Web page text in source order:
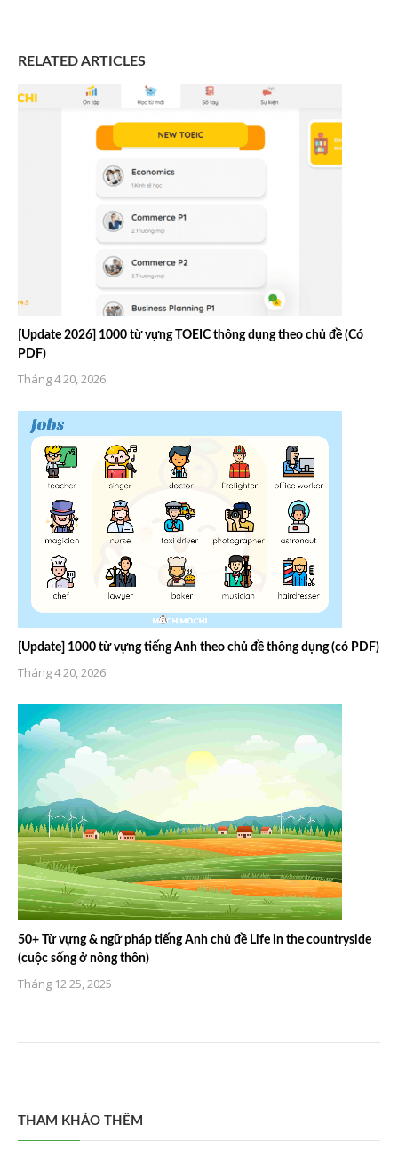
RELATED ARTICLES
[Update 2026] 1000 từ vựng TOEIC thông dụng theo chủ đề (Có
PDF)
Tháng 4 20, 2026
[Update] 1000 từ vựng tiếng Anh theo chủ đề thông dụng (có PDF)
Tháng 4 20, 2026
50+ Từ vựng & ngữ pháp tiếng Anh chủ đề Life in the countryside
(cuộc sống ở nông thôn)
Tháng 12 25, 2025
THAM KHẢO THÊM